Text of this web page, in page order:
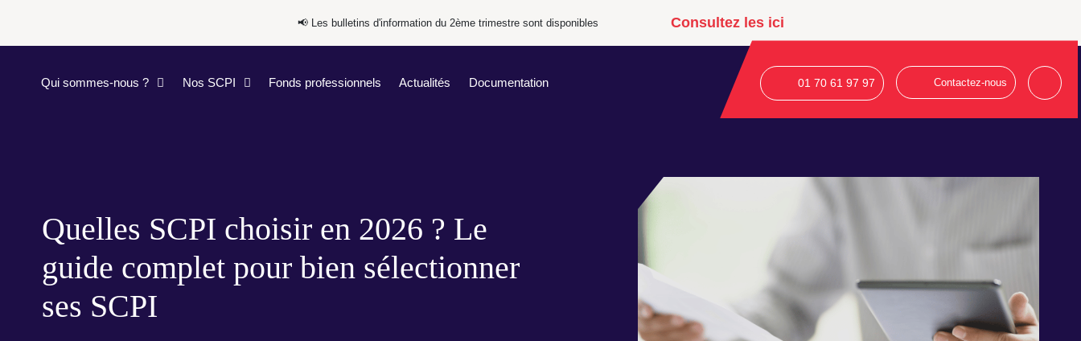
📢​​ Les bulletins d'information du 2ème trimestre sont disponibles Consultez les ici
Qui sommes-nous ? Nos SCPI Fonds professionnels Actualités Documentation 01 70 61 97 97 Contactez-nous
Quelles SCPI choisir en 2026 ? Le
guide complet pour bien sélectionner
ses SCPI